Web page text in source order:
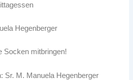
Hegenberger
Socken mitbringen!
Sr. M. Manuela Hegenberger